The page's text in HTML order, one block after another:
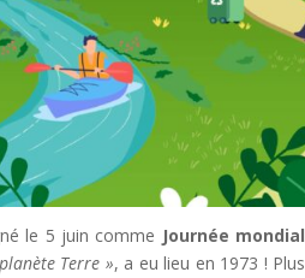
le 5 juin comme Journée
Terre », a eu lieu en 1973 !